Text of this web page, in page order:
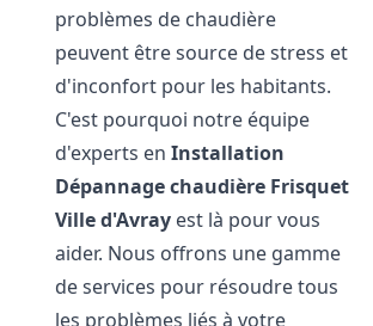
problèmes de chaudière
peuvent être source de stress et
d'inconfort pour les habitants.
C'est pourquoi notre équipe
d'experts enInstallation
Dépannage chaudière Frisquet
Ville d'Avray est là pour vous
aider. Nous offrons une gamme
de services pour résoudre tous
les problèmes liés à votre